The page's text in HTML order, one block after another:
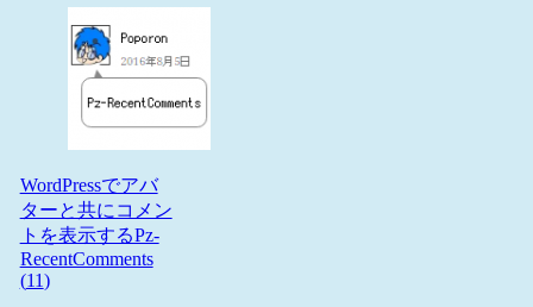
WordPressでアバ
ターと共にコメン
トを表示するPz-
RecentComments
(11)